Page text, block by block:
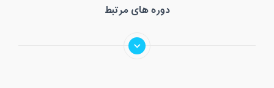
دوره های مرتبط